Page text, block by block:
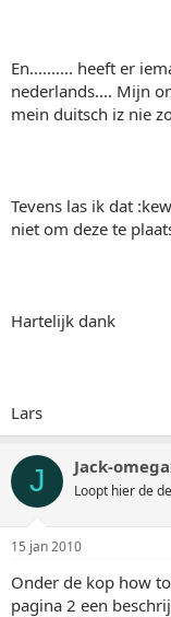
En.......... heeft er
nederlands.... Mijn
mein duitsch iz nie
Tevens las ik dat
niet om deze te
Hartelijk dank
Lars
J Jack-
Loopt hier de
15 jan 2010
Onder de kop how
pagina 2 een